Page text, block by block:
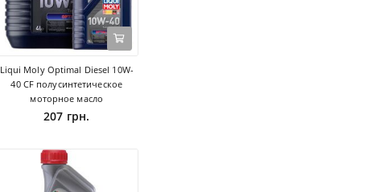
Liqui Moly Optimal Diesel 10W-
40 CF полусинтетическое
моторное масло
207 грн.